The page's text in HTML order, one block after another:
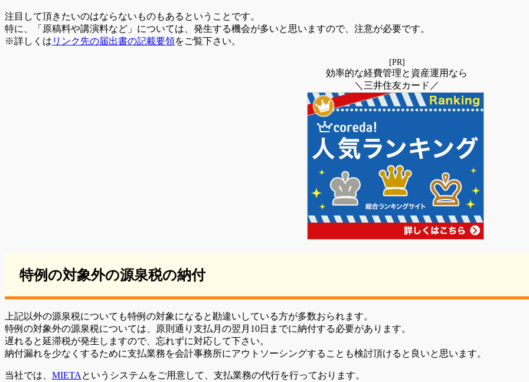
注目して頂きたいのはならないものもあるということです。
特に、「原稿料や講演料など」については、発生する機会が多いと思いますので、注意が必要です。
※詳しくは リンク先の届出書の記載要領をご覧下さい。
[PR]
効率的な経費管理と資産運用なら
＼三井住友カード／
特例の対象外の源泉税の納付
上記以外の源泉税についても特例の対象になると勘違いしている方が多数おられます。
特例の対象外の源泉税については、原則通り支払月の翌月10日までに納付する必要があります。
遅れると延滞税が発生しますので、忘れずに対応して下さい。
納付漏れを少なくするために支払業務を会計事務所にアウトソーシングすることも検討頂けると良いと思います。
当社では、 MIETAというシステムをご用意して、支払業務の代行を行っております。